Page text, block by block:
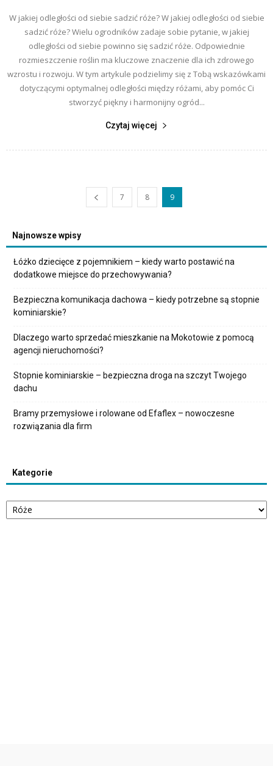
W jakiej odległości od siebie sadzić róże? W jakiej odległości od siebie
sadzić róże? Wielu ogrodników zadaje sobie pytanie, w jakiej
odległości od siebie powinno się sadzić róże. Odpowiednie
rozmieszczenie roślin ma kluczowe znaczenie dla ich zdrowego
wzrostu i rozwoju. W tym artykule podzielimy się z Tobą wskazówkami
dotyczącymi optymalnej odległości między różami, aby pomóc Ci
stworzyć piękny i harmonijny ogród...
Czytaj więcej
7 8 9
Najnowsze wpisy
Łóżko dziecięce z pojemnikiem – kiedy warto postawić na
dodatkowe miejsce do przechowywania?
Bezpieczna komunikacja dachowa – kiedy potrzebne są stopnie
kominiarskie?
Dlaczego warto sprzedać mieszkanie na Mokotowie z pomocą
agencji nieruchomości?
Stopnie kominiarskie – bezpieczna droga na szczyt Twojego
dachu
Bramy przemysłowe i rolowane od Efaflex – nowoczesne
rozwiązania dla firm
Kategorie
Kategorie